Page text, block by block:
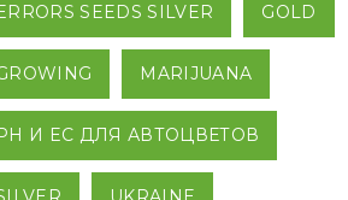
SEEDS SILVER GOLD
MARIJUANA
И EC ДЛЯ АВТОЦВЕТОВ